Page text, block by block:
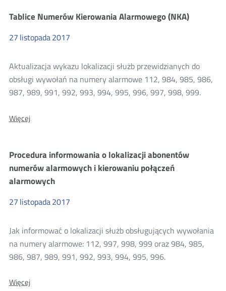
przydziale
Tablice Numerów Kierowania Alarmowego (NKA)
27 listopada2017
Aktualizacja wykazu lokalizacji służb przewidzianych do
obsługi wywołań na numery alarmowe 112, 984, 985, 986,
987, 989, 991, 992, 993, 994, 995, 996, 997, 998, 999.
WięcejO:
Alarmowego
(NKA)
Procedura informowania o lokalizacji abonentów
numerów alarmowych i kierowaniu połączeń
alarmowych
27 listopada2017
Jak informować o lokalizacji służb obsługujących wywołania
na numery alarmowe: 112, 997, 998, 999 oraz 984, 985,
986, 987, 989, 991, 992, 993, 994, 995, 996.
WięcejO: